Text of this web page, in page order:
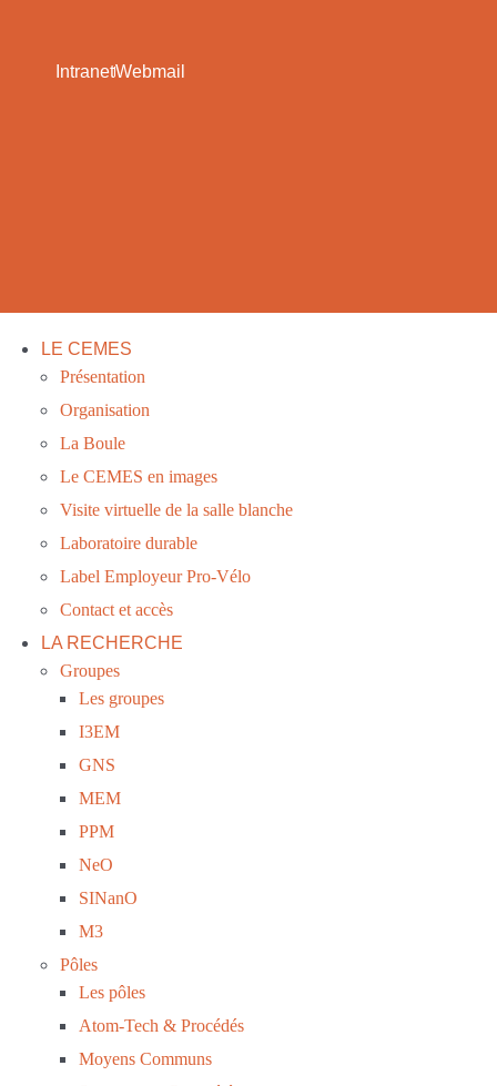
IntranetWebmail
LE CEMES
Présentation
Organisation
La Boule
Le CEMES en images
Visite virtuelle de la salle blanche
Laboratoire durable
Label Employeur Pro-Vélo
Contact et accès
LA RECHERCHE
Groupes
Les groupes
I3EM
GNS
MEM
PPM
NeO
SINanO
M3
Pôles
Les pôles
Atom-Tech & Procédés
Moyens Communs